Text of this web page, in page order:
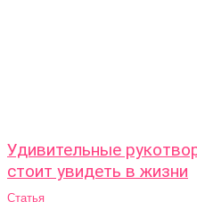
Удивительные
стоит увидеть в жизни
Статья